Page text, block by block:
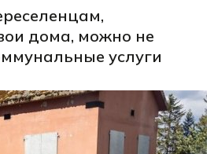
дома, можно не
услуги